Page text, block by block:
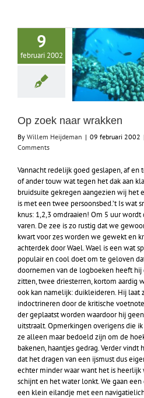
9
februari 2002
Op zoek naar wrakken
By Willem Heijdeman | 09 februari 2002
Comments
Vannacht redelijk goed geslapen, af
of ander touw wat tegen het dak aan
bruidsuite gekregen aangezien wij het
is met een twee persoonsbed.’t Is wat
knus: 1,2,3 omdraaien! Om 5 uur
varen. De zee is zo rustig dat we
kwart voor zes worden we gewekt en
achterdek door Wael. Wael is een wat
populair en cool doet om te geloven
doornemen van de logboeken heeft
zitten, twee driesterren, kortom aardig
ook kan namelijk: duikleideren. Hij
indoctrineren door de kritische
der geplaatst worden waardoor hij
uitstraalt. Opmerkingen overigens die
ze alleen maar bedoeld zijn om de
bakenen, haantjes gedrag. Verder
dat het dragen van een ijsmust dus
echter minder waar want het is
schijnt en het water lonkt. We gaan
een klein eilandje met een